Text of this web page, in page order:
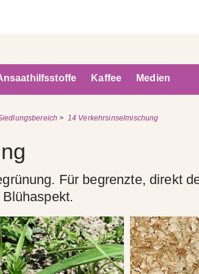
Kaffee Medien
> 14 Verkehrsinselmischung
Für begrenzte, direkt